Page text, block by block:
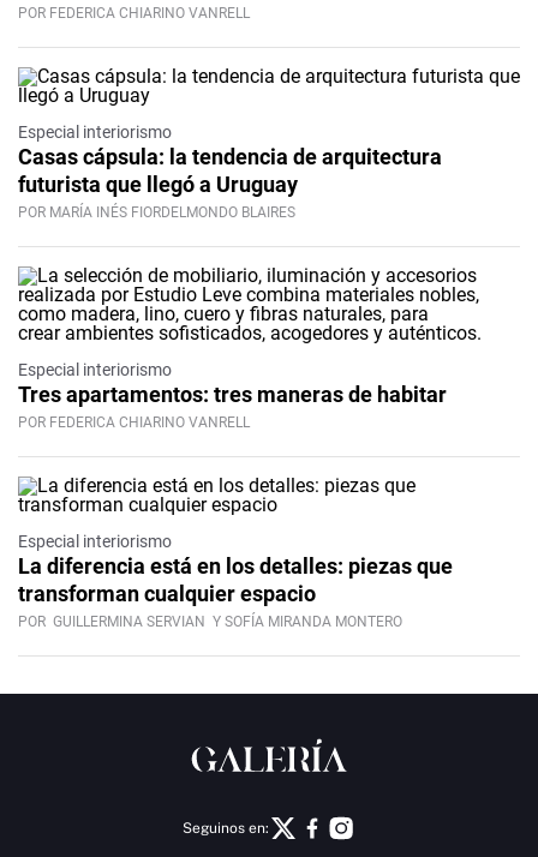
POR FEDERICA CHIARINO VANRELL
Especial interiorismo
Casas cápsula: la tendencia de arquitectura
futurista que llegó a Uruguay
POR MARÍA INÉS FIORDELMONDO BLAIRES
Especial interiorismo
Tres apartamentos: tres maneras de habitar
POR FEDERICA CHIARINO VANRELL
Especial interiorismo
La diferencia está en los detalles: piezas que
transforman cualquier espacio
POR GUILLERMINA SERVIAN Y SOFÍA MIRANDA MONTERO
Seguinos en: